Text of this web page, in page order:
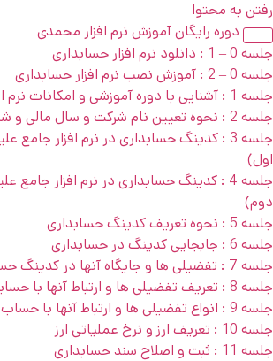
رفتن به محتوا
دوره رایگان آموزش نرم افزار محمدی
جلسه 0 – 1 : دانلود نرم افزار حسابداری
جلسه 0 – 2 : آموزش نصب نرم افزار حسابداری
جلسه 1 : آشنایی با دوره آموزشی و امکانات نرم افزار حسابداری
جلسه 2 : نحوه تعیین نام شرکت و سال مالی و شروع کار با نرم افزار
جلسه 3 : کدینگ حسابداری در نرم افزار
اول)
جلسه 4 : کدینگ حسابداری در نرم افزار
دوم)
جلسه 5 : نحوه تعریف کدینگ حسابداری
جلسه 6 : جابجایی کدینگ در حسابداری
جلسه 7 : تفضیلی ها و جایگاه آنها در کدینگ حسابداری
جلسه 8 : تعریف تفضیلی ها و ارتباط آنها با حسابهای معین
جلسه 9 : انواع تفضیلی ها و ارتباط آنها با حساب معین
جلسه 10 : تعریف ارز و نرخ عملیاتی ارز
جلسه 11 : ثبت و اصلاح سند حسابداری